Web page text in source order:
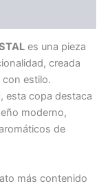
es una pieza
creada
con estilo.
, esta copa destaca
moderno,
de
más contenido